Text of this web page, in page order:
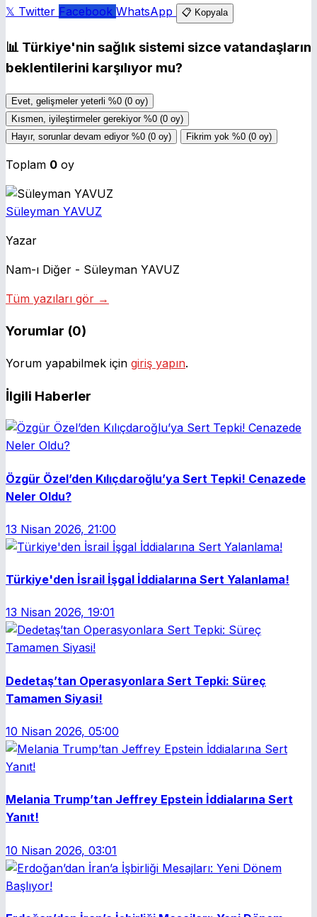
𝕏 Twitter Facebook WhatsApp 📋 Kopyala
📊 Türkiye'nin sağlık sistemi sizce vatandaşların
beklentilerini karşılıyor mu?
Evet, gelişmeler yeterli %0 (0 oy)
Kısmen, iyileştirmeler gerekiyor %0 (0 oy)
Hayır, sorunlar devam ediyor %0 (0 oy) Fikrim yok %0 (0 oy)
Toplam 0 oy
Süleyman YAVUZ
Yazar
Nam-ı Diğer - Süleyman YAVUZ
Tüm yazıları gör →
Yorumlar (0)
Yorum yapabilmek için giriş yapın.
İlgili Haberler
Özgür Özel’den Kılıçdaroğlu’ya Sert Tepki! Cenazede
Neler Oldu?
13 Nisan 2026, 21:00
Türkiye'den İsrail İşgal İddialarına Sert Yalanlama!
13 Nisan 2026, 19:01
Dedetaş’tan Operasyonlara Sert Tepki: Süreç
Tamamen Siyasi!
10 Nisan 2026, 05:00
Melania Trump’tan Jeffrey Epstein İddialarına Sert
Yanıt!
10 Nisan 2026, 03:01